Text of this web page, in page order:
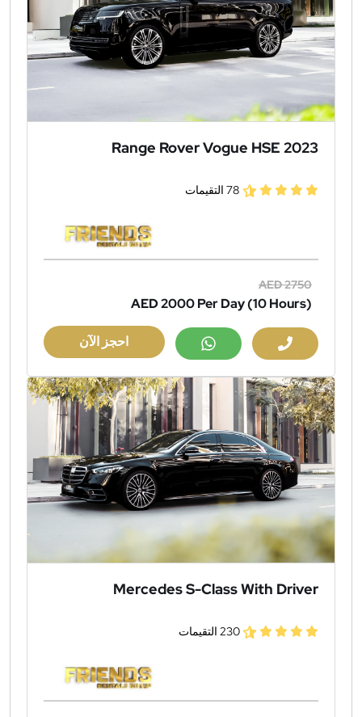
Range Rover Vogue HSE 2023
78 التقيمات
AED 2750
AED 2000Per Day (10 Hours)
احجز الآن
Mercedes S-Class With Driver
230 التقيمات